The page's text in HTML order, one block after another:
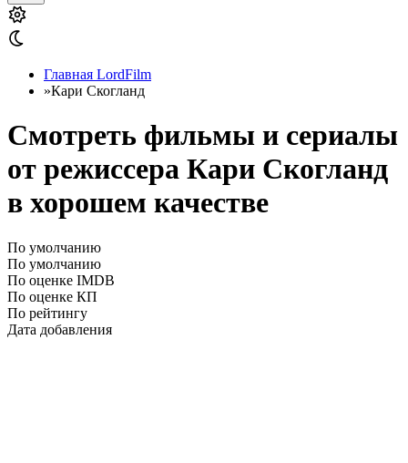
Главная LordFilm
»Кари Скогланд
Смотреть фильмы и сериалы
от режиссера Кари Скогланд
в хорошем качестве
По умолчанию
По умолчанию
По оценке IMDB
По оценке КП
По рейтингу
Дата добавления